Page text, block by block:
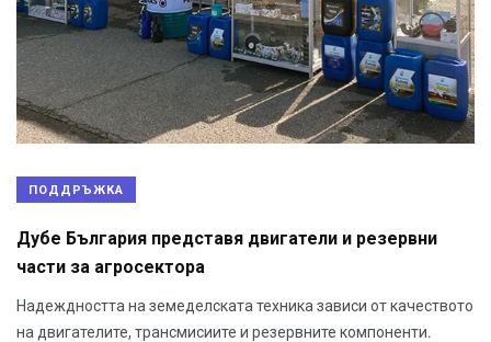
ПОДДРЪЖКА
Дубе България представя двигатели и резервни
части за агросектора
Надеждността на земеделската техника зависи от качеството
на двигателите, трансмисиите и резервните компоненти.